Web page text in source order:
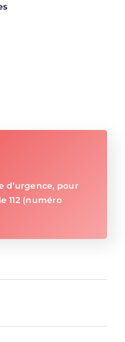
d’urgence, pour
112 (numéro